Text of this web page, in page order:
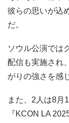
彼らの思いが込
だ。
ソウル公演では
配信も実施され
がりの強さを感
また、2人は8月
『KCON LA